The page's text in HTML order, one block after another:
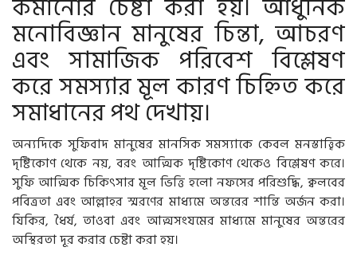
কমানোর চেষ্টা করা হয়। আধুনিক
মনোবিজ্ঞান মানুষের চিন্তা, আচরণ
এবং সামাজিক পরিবেশ বিশ্লেষণ
করে সমস্যার মূল কারণ চিহ্নিত করে
সমাধানের পথ দেখায়।
অন্যদিকে সুফিবাদ মানুষের মানসিক সমস্যাকে কেবল মনস্তাত্ত্বিক
দৃষ্টিকোণ থেকে নয়, বরং আত্মিক দৃষ্টিকোণ থেকেও বিশ্লেষণ করে।
সুফি আত্মিক চিকিৎসার মূল ভিত্তি হলো নফসের পরিশুদ্ধি, ক্বলবের
পবিত্রতা এবং আল্লাহর স্মরণের মাধ্যমে অন্তরের শান্তি অর্জন করা।
যিকির, ধৈর্য, তাওবা এবং আত্মসংযমের মাধ্যমে মানুষের অন্তরের
অস্থিরতা দূর করার চেষ্টা করা হয়।